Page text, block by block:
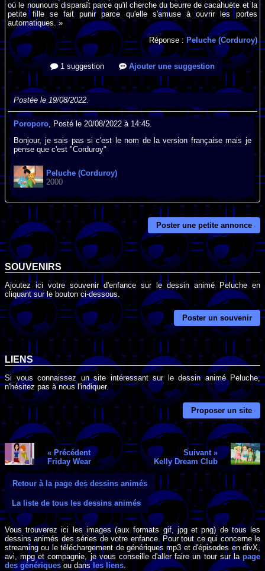
où le nounours disparaît parce qu'il cherche du beurre de cacahuète et la
petite fille se fait punir parce qu'elle s'amuse à ouvrir les portes
automatiques. »
Réponse :Peluche (Corduroy)
1 suggestion Ajouter une suggestion
Postée le 19/08/2022.
Poroporo , Posté le 20/08/2022 à 14:45.
Bonjour, je sais pas si c'est le nom de la version française mais je
pense que c'est "Corduroy"
Peluche (Corduroy)
2000
Poster une petite annonce
SOUVENIRS
Ajoutez ici votre souvenir d'enfance sur le dessin animé Peluche en
cliquant sur le bouton ci-dessous.
Poster un souvenir
LIENS
Si vous connaissez un site intéressant sur le dessin animé Peluche,
n'hésitez pas à nous l'indiquer.
Proposer un site
« Précédent
Friday Wear
Suivant »
Kelly Dream Club
Retour à la page des dessins animés
La liste de tous les dessins animés
Vous trouverez ici les images (aux formats gif, jpg et png) de tous les
dessins animés des séries de votre enfance. Pour tout ce qui concerne le
streaming ou le téléchargement de génériques mp3 et d'épisodes en divX,
avi, mpg et compagnie, je vous conseille d'aller faire un tour sur lapage
des génériques ou dans les liens.